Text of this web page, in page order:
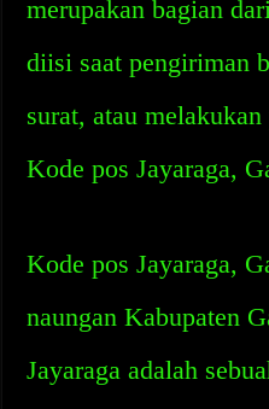
merupakan bagian
diisi saat pengiriman
surat, atau
Kode pos Jayaraga,
Kode pos Jayaraga,
naungan Kabupaten
Jayaraga adalah